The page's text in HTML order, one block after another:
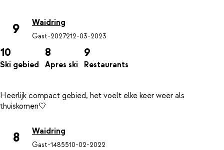
9 Waidring
Gast-2027212-03-2023
10
Ski gebied
8
Apres ski
9
Restaurants
Heerlijk compact gebied, het voelt elke keer weer als
8 Waidring
Gast-1485510-02-2022